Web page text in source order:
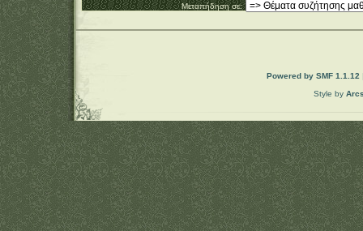
Μεταπήδηση σε:
Powered by SMF 1.1.12
Style by